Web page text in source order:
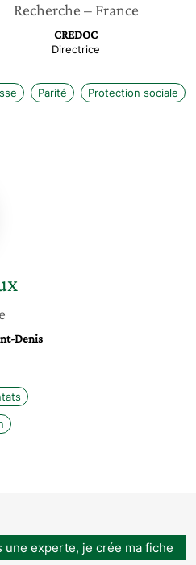
Recherche – France
CREDOC
Directrice
Parité Protection sociale
Denis
une experte, je crée ma fiche